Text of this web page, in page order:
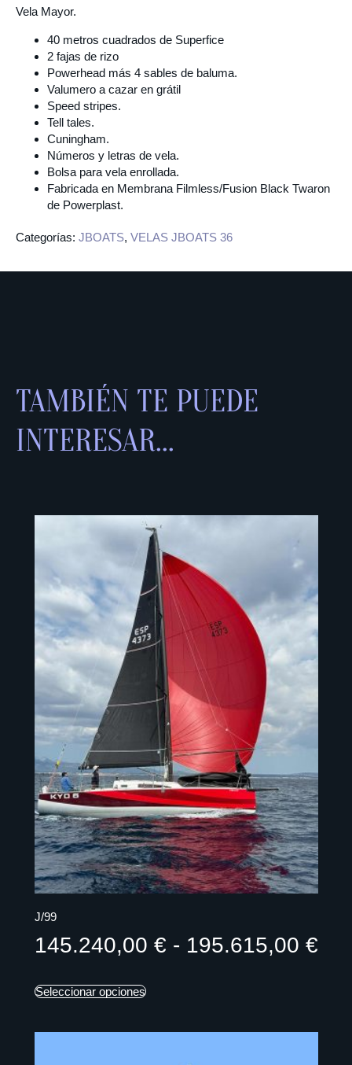
Vela Mayor.
40 metros cuadrados de Superfice
2 fajas de rizo
Powerhead más 4 sables de baluma.
Valumero a cazar en grátil
Speed stripes.
Tell tales.
Cuningham.
Números y letras de vela.
Bolsa para vela enrollada.
Fabricada en Membrana Filmless/Fusion Black Twaron
de Powerplast.
Categorías: JBOATS, VELAS JBOATS 36
TAMBIÉN TE PUEDE
INTERESAR...
J/99
145.240,00 € - 195.615,00 €
Seleccionar opciones